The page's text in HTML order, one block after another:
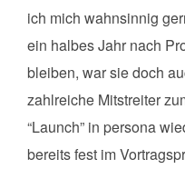
ich mich wahnsinnig
ein halbes Jahr nach
bleiben, war sie doch
zahlreiche Mitstreiter
“Launch” in persona
bereits fest im